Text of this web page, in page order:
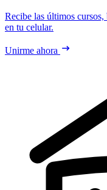
Recibe las últimos
en tu celular.
Unirme ahora